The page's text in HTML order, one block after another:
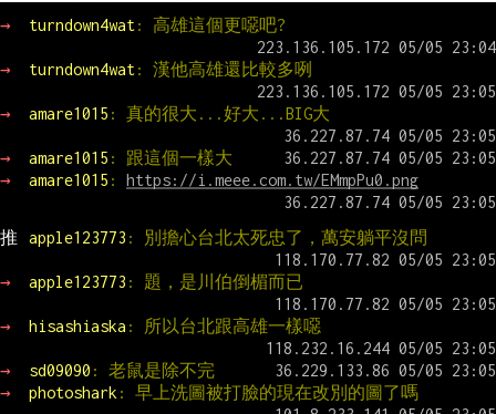
→ turndown4wat: 高雄這個更噁吧?
→ turndown4wat: 漢他高雄還比較多咧
→ amare1015 : 真的很大...好大...BIG大
→ amare1015 : 跟這個一樣大
→
amare1015 : https://i.meee.com.tw/EMmpPu0.png
推 apple123773 : 別擔心台北太死忠了，萬安躺平沒問
→ apple123773 : 題，是川伯倒楣而已
→ hisashiaska : 所以台北跟高雄一樣噁
→ sd09090 : 老鼠是除不完
→
photoshark : 早上洗圖被打臉的現在改別的圖了嗎